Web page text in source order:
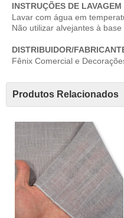
INSTRUÇÕES DE LAVAGEM
Lavar com água em
Não utilizar alvejantes à base
DISTRIBUIDOR/
Fênix Comercial e
Produtos Relacionados